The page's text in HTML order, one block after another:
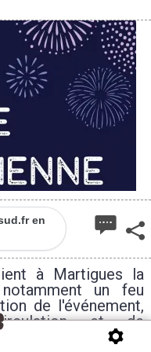
en
à Martigues la
un feu
de l'événement,
et de